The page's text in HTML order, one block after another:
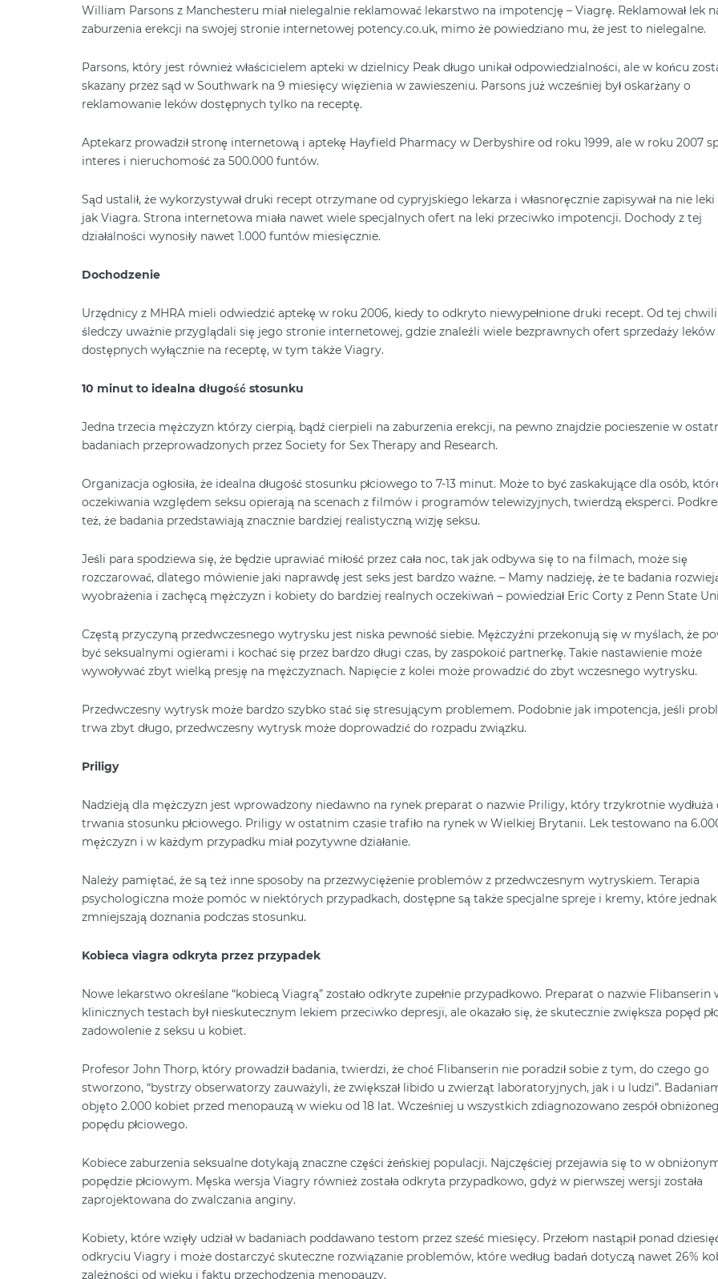
William Parsons z Manchesteru miał nielegalnie reklamować lekarstwo na impotencję – Viagrę. Reklamował lek
zaburzenia erekcji na swojej stronie internetowej potency.co.uk, mimo że powiedziano mu, że jest to nielegalne.
Parsons, który jest również właścicielem apteki w dzielnicy Peak długo unikał odpowiedzialności, ale w końcu
skazany przez sąd w Southwark na 9 miesięcy więzienia w zawieszeniu. Parsons już wcześniej był oskarżany o
reklamowanie leków dostępnych tylko na receptę.
Aptekarz prowadził stronę internetową i aptekę Hayfield Pharmacy w Derbyshire od roku 1999, ale w roku 2007
interes i nieruchomość za 500.000 funtów.
Sąd ustalił, że wykorzystywał druki recept otrzymane od cypryjskiego lekarza i własnoręcznie zapisywał na nie
jak Viagra. Strona internetowa miała nawet wiele specjalnych ofert na leki przeciwko impotencji. Dochody z tej
działalności wynosiły nawet 1.000 funtów miesięcznie.
Dochodzenie
Urzędnicy z MHRA mieli odwiedzić aptekę w roku 2006, kiedy to odkryto niewypełnione druki recept. Od tej chwili
śledczy uważnie przyglądali się jego stronie internetowej, gdzie znaleźli wiele bezprawnych ofert sprzedaży leków
dostępnych wyłącznie na receptę, w tym także Viagry.
10 minut to idealna długość stosunku
Jedna trzecia mężczyzn którzy cierpią, bądź cierpieli na zaburzenia erekcji, na pewno znajdzie pocieszenie w
badaniach przeprowadzonych przez Society for Sex Therapy and Research.
Organizacja ogłosiła, że idealna długość stosunku płciowego to 7-13 minut. Może to być zaskakujące dla osób,
oczekiwania względem seksu opierają na scenach z filmów i programów telewizyjnych, twierdzą eksperci.
też, że badania przedstawiają znacznie bardziej realistyczną wizję seksu.
Jeśli para spodziewa się, że będzie uprawiać miłość przez cała noc, tak jak odbywa się to na filmach, może się
rozczarować, dlatego mówienie jaki naprawdę jest seks jest bardzo ważne. – Mamy nadzieję, że te badania
wyobrażenia i zachęcą mężczyzn i kobiety do bardziej realnych oczekiwań – powiedział Eric Corty z Penn State
Częstą przyczyną przedwczesnego wytrysku jest niska pewność siebie. Mężczyźni przekonują się w myślach, że
być seksualnymi ogierami i kochać się przez bardzo długi czas, by zaspokoić partnerkę. Takie nastawienie może
wywoływać zbyt wielką presję na mężczyznach. Napięcie z kolei może prowadzić do zbyt wczesnego wytrysku.
Przedwczesny wytrysk może bardzo szybko stać się stresującym problemem. Podobnie jak impotencja, jeśli
trwa zbyt długo, przedwczesny wytrysk może doprowadzić do rozpadu związku.
Priligy
Nadzieją dla mężczyzn jest wprowadzony niedawno na rynek preparat o nazwie Priligy, który trzykrotnie wydłuża
trwania stosunku płciowego. Priligy w ostatnim czasie trafiło na rynek w Wielkiej Brytanii. Lek testowano na
mężczyzn i w każdym przypadku miał pozytywne działanie.
Należy pamiętać, że są też inne sposoby na przezwyciężenie problemów z przedwczesnym wytryskiem. Terapia
psychologiczna może pomóc w niektórych przypadkach, dostępne są także specjalne spreje i kremy, które jednak
zmniejszają doznania podczas stosunku.
Kobieca viagra odkryta przez przypadek
Nowe lekarstwo określane “kobiecą Viagrą” zostało odkryte zupełnie przypadkowo. Preparat o nazwie Flibanserin
klinicznych testach był nieskutecznym lekiem przeciwko depresji, ale okazało się, że skutecznie zwiększa popęd
zadowolenie z seksu u kobiet.
Profesor John Thorp, który prowadził badania, twierdzi, że choć Flibanserin nie poradził sobie z tym, do czego go
stworzono, “bystrzy obserwatorzy zauważyli, że zwiększał libido u zwierząt laboratoryjnych, jak i u ludzi”.
objęto 2.000 kobiet przed menopauzą w wieku od 18 lat. Wcześniej u wszystkich zdiagnozowano zespół
popędu płciowego.
Kobiece zaburzenia seksualne dotykają znaczne części żeńskiej populacji. Najczęściej przejawia się to w
popędzie płciowym. Męska wersja Viagry również została odkryta przypadkowo, gdyż w pierwszej wersji została
zaprojektowana do zwalczania anginy.
Kobiety, które wzięły udział w badaniach poddawano testom przez sześć miesięcy. Przełom nastąpił ponad
odkryciu Viagry i może dostarczyć skuteczne rozwiązanie problemów, które według badań dotyczą nawet 26%
zależności od wieku i faktu przechodzenia menopauzy.